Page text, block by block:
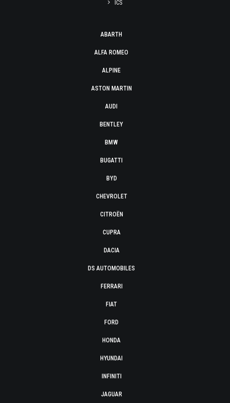
ICS
ABARTH
ALFA ROMEO
ALPINE
ASTON MARTIN
AUDI
BENTLEY
BMW
BUGATTI
BYD
CHEVROLET
CITROËN
CUPRA
DACIA
DS AUTOMOBILES
FERRARI
FIAT
FORD
HONDA
HYUNDAI
INFINITI
JAGUAR